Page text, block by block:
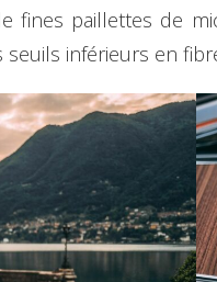
fines paillettes de
inférieurs en